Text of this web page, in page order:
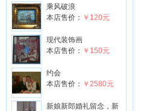
乘风破浪
本店售价： ￥120元
现代装饰画
本店售价： ￥150元
约会
本店售价： ￥2580元
新娘新郎婚礼留念，新